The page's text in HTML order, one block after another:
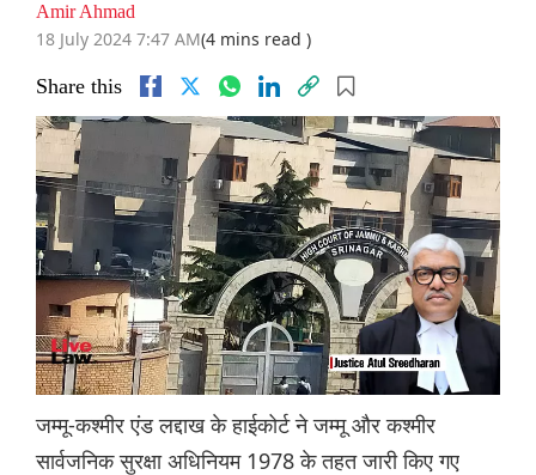
Amir Ahmad
18 July 2024 7:47 AM(4 mins read )
Share this
जम्मू-कश्मीर एंड लद्दाख के हाईकोर्ट ने जम्मू और कश्मीर
सार्वजनिक सुरक्षा अधिनियम 1978 के तहत जारी किए गए